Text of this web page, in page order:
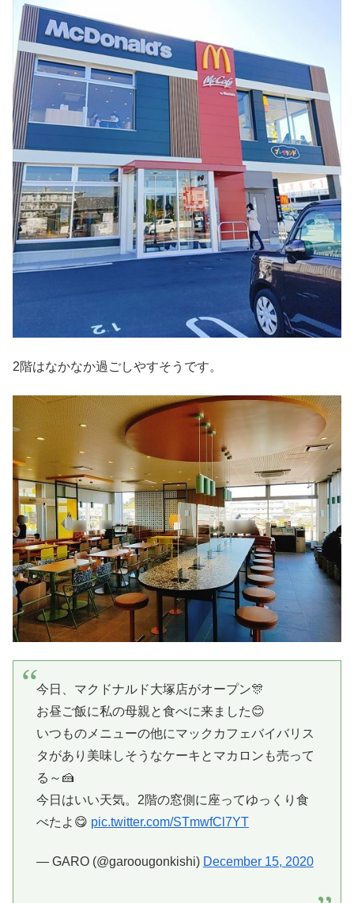
2階はなかなか過ごしやすそうです。
今日、マクドナルド大塚店がオープン🎊
お昼ご飯に私の母親と食べに来ました😊
いつものメニューの他にマックカフェバイバリス
タがあり美味しそうなケーキとマカロンも売って
る～🍰
今日はいい天気。2階の窓側に座ってゆっくり食
べたよ😋 pic.twitter.com/STmwfCl7YT
— GARO (@garoougonkishi) December 15, 2020